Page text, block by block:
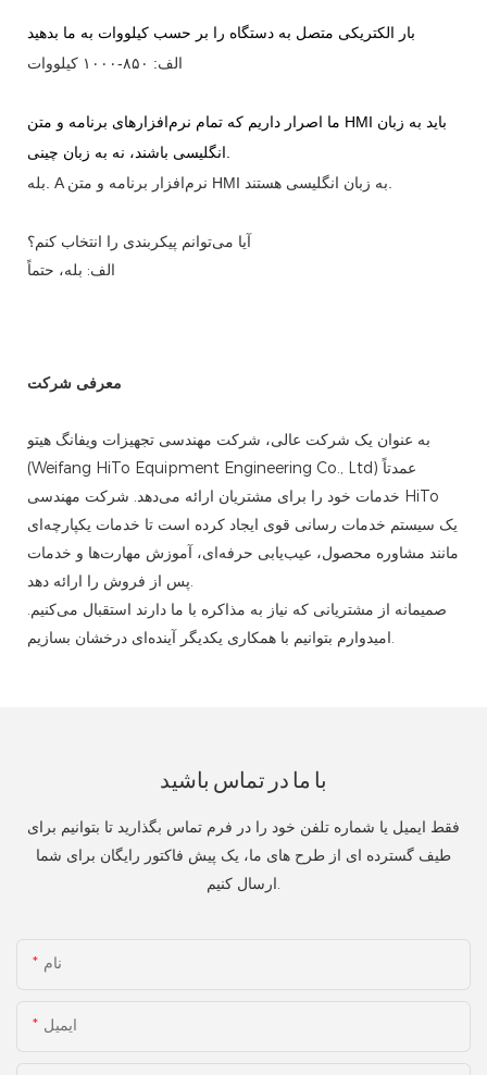
بار الکتریکی متصل به دستگاه را بر حسب کیلووات به ما بدهید
الف: ۸۵۰-۱۰۰۰ کیلووات
ما اصرار داریم که تمام نرم‌افزارهای برنامه و متن HMI باید به زبان
انگلیسی باشند، نه به زبان چینی.
بله. A نرم‌افزار برنامه و متن HMI به زبان انگلیسی هستند.
آیا می‌توانم پیکربندی را انتخاب کنم؟
الف: بله، حتماً
معرفی شرکت
به عنوان یک شرکت عالی، شرکت مهندسی تجهیزات ویفانگ هیتو
(Weifang HiTo Equipment Engineering Co., Ltd) عمدتاً
خدمات خود را برای مشتریان ارائه می‌دهد. شرکت مهندسی HiTo
یک سیستم خدمات رسانی قوی ایجاد کرده است تا خدمات یکپارچه‌ای
مانند مشاوره محصول، عیب‌یابی حرفه‌ای، آموزش مهارت‌ها و خدمات
پس از فروش را ارائه دهد.
صمیمانه از مشتریانی که نیاز به مذاکره با ما دارند استقبال می‌کنیم.
امیدوارم بتوانیم با همکاری یکدیگر آینده‌ای درخشان بسازیم.
با ما در تماس باشید
فقط ایمیل یا شماره تلفن خود را در فرم تماس بگذارید تا بتوانیم برای
طیف گسترده ای از طرح های ما، یک پیش فاکتور رایگان برای شما
ارسال کنیم.
نام
ایمیل